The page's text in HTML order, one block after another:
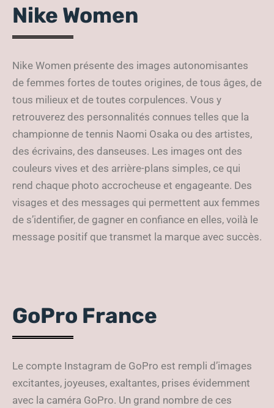
Nike Women
Nike Women présente des images autonomisantes
de femmes fortes de toutes origines, de tous âges, de
tous milieux et de toutes corpulences. Vous y
retrouverez des personnalités connues telles que la
championne de tennis Naomi Osaka ou des artistes,
des écrivains, des danseuses. Les images ont des
couleurs vives et des arrière-plans simples, ce qui
rend chaque photo accrocheuse et engageante. Des
visages et des messages qui permettent aux femmes
de s’identifier, de gagner en confiance en elles, voilà le
message positif que transmet la marque avec succès.
GoPro France
Le compte Instagram de GoPro est rempli d’images
excitantes, joyeuses, exaltantes, prises évidemment
avec la caméra GoPro. Un grand nombre de ces